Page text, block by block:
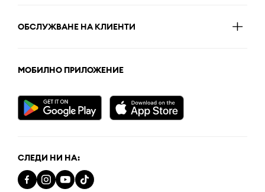
ОБСЛУЖВАНЕ НА КЛИЕНТИ
МОБИЛНО ПРИЛОЖЕНИЕ
СЛЕДИ НИ НА: